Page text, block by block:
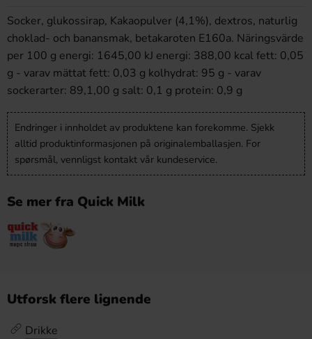
Socker, glukossirap, Kakaopulver (4,1%), dextros, naturlig
choklad- och banansmak, betakaroten E160a. Näringsvärde
per 100 g energi: 1645,00 kJ energi: 388,00 kcal fett: 0,05
g - varav mättat fett: 0,03 g kolhydrat: 95 g - varav
sockerarter: 89,1,00 g salt: 0,1 g protein: 0,9 g
Endringer i innholdet av produktene kan forekomme. Sjekk
alltid produktinformasjonen på originalemballasjen. For
spørsmål, vennligst kontakt vår kundeservice.
Se mer fra Quick Milk
Utforsk flere lignende
Drikke